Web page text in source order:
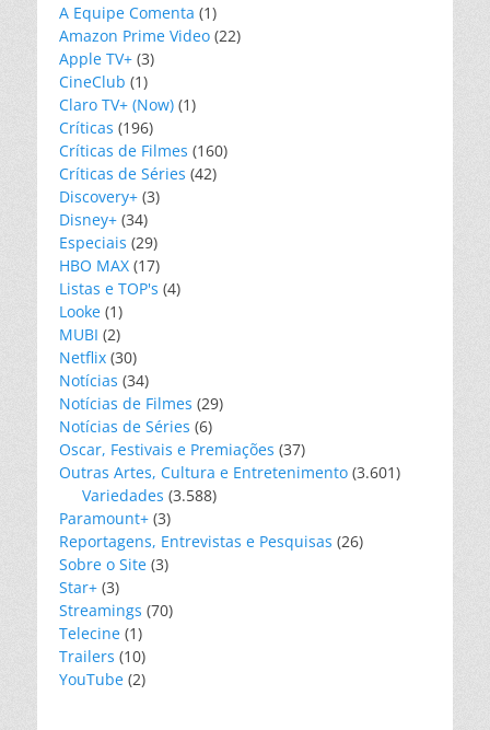
A Equipe Comenta (1)
Amazon Prime Video (22)
Apple TV+ (3)
CineClub (1)
Claro TV+ (Now) (1)
Críticas (196)
Críticas de Filmes (160)
Críticas de Séries (42)
Discovery+ (3)
Disney+ (34)
Especiais (29)
HBO MAX (17)
Listas e TOP's (4)
Looke (1)
MUBI (2)
Netflix (30)
Notícias (34)
Notícias de Filmes (29)
Notícias de Séries (6)
Oscar, Festivais e Premiações (37)
Outras Artes, Cultura e Entretenimento (3.601)
Variedades (3.588)
Paramount+ (3)
Reportagens, Entrevistas e Pesquisas (26)
Sobre o Site (3)
Star+ (3)
Streamings (70)
Telecine (1)
Trailers (10)
YouTube (2)